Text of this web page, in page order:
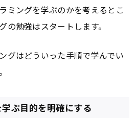
ミングを学ぶのかを考えるとこ
の勉強はスタートします。
グはどういった手順で学んでい
ぶ目的を明確にする